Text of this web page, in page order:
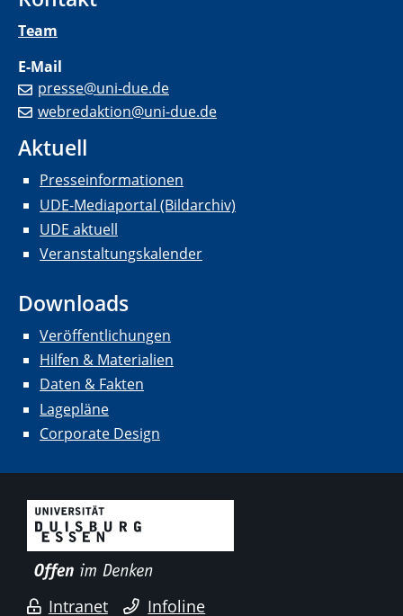
Team
E-Mail
presse@uni-due.de
webredaktion@uni-due.de
Aktuell
Presseinformationen
UDE-Mediaportal (Bildarchiv)
UDE aktuell
Veranstaltungskalender
Downloads
Veröffentlichungen
Hilfen & Materialien
Daten & Fakten
Lagepläne
Corporate Design
Intranet Infoline